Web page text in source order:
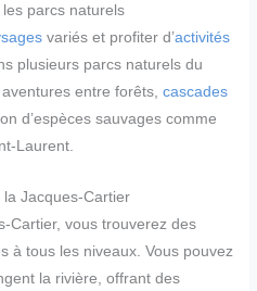
parcs naturels
variés et profiter d’activités
plusieurs parcs naturels du
entre forêts,cascades
d’espèces sauvages comme
Laurent.
Jacques-Cartier
Cartier, vous trouverez des
à tous les niveaux. Vous pouvez
la rivière, offrant des